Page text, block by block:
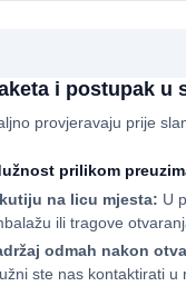
i postupak u
provjeravaju prije
prilikom
na licu mjesta: U
ili tragove
odmah nakon
ste nas kontaktirati u